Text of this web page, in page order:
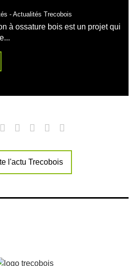
-Actualités Trecobois
à ossature bois est un projet qui
l'actu Trecobois